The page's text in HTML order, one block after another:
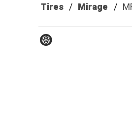
Tires Mirage